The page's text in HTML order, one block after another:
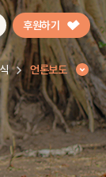
후원하기
원
언론보도